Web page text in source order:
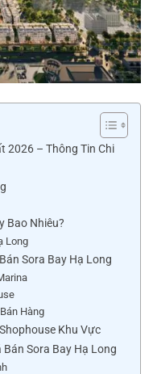
2026 – Thông Tin Chi
Bao Nhiêu?
Long
Sora Bay Hạ Long
Hàng
Khu Vực
Sora Bay Hạ Long